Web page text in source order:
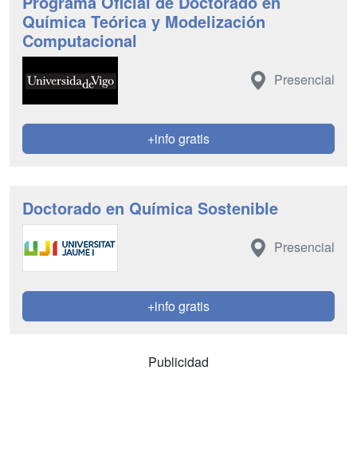
Química Teórica y Modelización
Computacional
Presencial
+info gratis
Doctorado en Química Sostenible
Presencial
+info gratis
Publicidad